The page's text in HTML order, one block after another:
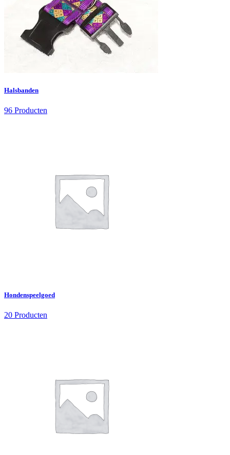
Halsbanden
96 Producten
Hondenspeelgoed
20 Producten